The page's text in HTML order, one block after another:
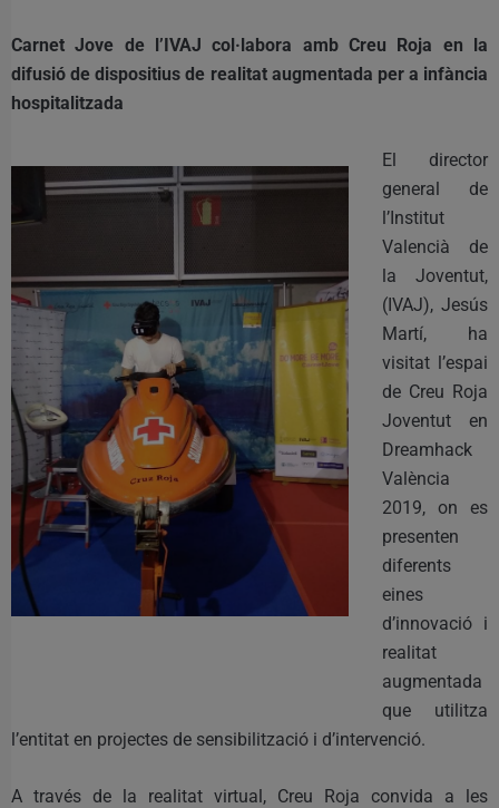
Carnet Jove de l’IVAJ col·labora amb Creu Roja en la
difusió de dispositius de realitat augmentada per a infància
hospitalitzada
El director
general de
l’Institut
Valencià de
la Joventut,
(IVAJ), Jesús
Martí, ha
visitat l’espai
de Creu Roja
Joventut en
Dreamhack
València
2019, on es
presenten
diferents
eines
d’innovació i
realitat
augmentada
que utilitza
l’entitat en projectes de sensibilització i d’intervenció.
A través de la realitat virtual, Creu Roja convida a les